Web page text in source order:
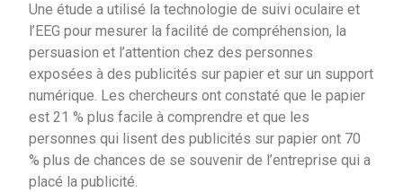
Une étude a utilisé la technologie de suivi oculaire et
l’EEG pour mesurer la facilité de compréhension, la
persuasion et l’attention chez des personnes
exposées à des publicités sur papier et sur un support
numérique. Les chercheurs ont constaté que le papier
est 21 % plus facile à comprendre et que les
personnes qui lisent des publicités sur papier ont 70
% plus de chances de se souvenir de l’entreprise qui a
placé la publicité.